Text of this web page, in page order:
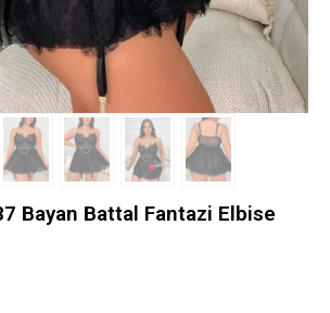
Bayan Battal Fantazi Elbise